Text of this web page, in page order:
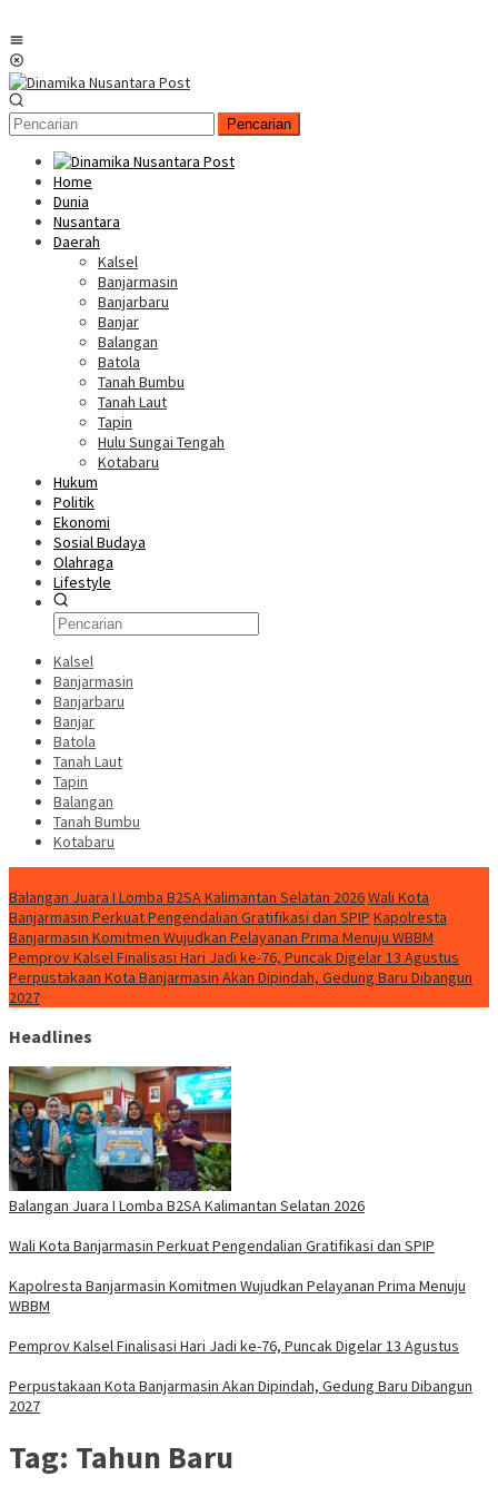
Pencarian
Home
Dunia
Nusantara
Daerah
Kalsel
Banjarmasin
Banjarbaru
Banjar
Balangan
Batola
Tanah Bumbu
Tanah Laut
Tapin
Hulu Sungai Tengah
Kotabaru
Hukum
Politik
Ekonomi
Sosial Budaya
Olahraga
Lifestyle
Kalsel
Banjarmasin
Banjarbaru
Banjar
Batola
Tanah Laut
Tapin
Balangan
Tanah Bumbu
Kotabaru
Balangan Juara I Lomba B2SA Kalimantan Selatan 2026Wali Kota
Banjarmasin Perkuat Pengendalian Gratifikasi dan SPIP Kapolresta
Banjarmasin Komitmen Wujudkan Pelayanan Prima Menuju WBBM
Pemprov Kalsel Finalisasi Hari Jadi ke-76, Puncak Digelar 13 Agustus
Perpustakaan Kota Banjarmasin Akan Dipindah, Gedung Baru Dibangun
2027
Headlines
Balangan Juara I Lomba B2SA Kalimantan Selatan 2026
Wali Kota Banjarmasin Perkuat Pengendalian Gratifikasi dan SPIP
Kapolresta Banjarmasin Komitmen Wujudkan Pelayanan Prima Menuju
WBBM
Pemprov Kalsel Finalisasi Hari Jadi ke-76, Puncak Digelar 13 Agustus
Perpustakaan Kota Banjarmasin Akan Dipindah, Gedung Baru Dibangun
2027
Tag: Tahun Baru